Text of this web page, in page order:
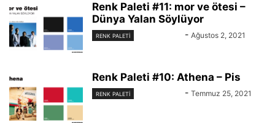
Renk Paleti #11: mor ve ötesi –
Dünya Yalan Söylüyor
RENK PALETİ - Ağustos 2, 2021
Renk Paleti #10: Athena – Pis
RENK PALETİ - Temmuz 25, 2021